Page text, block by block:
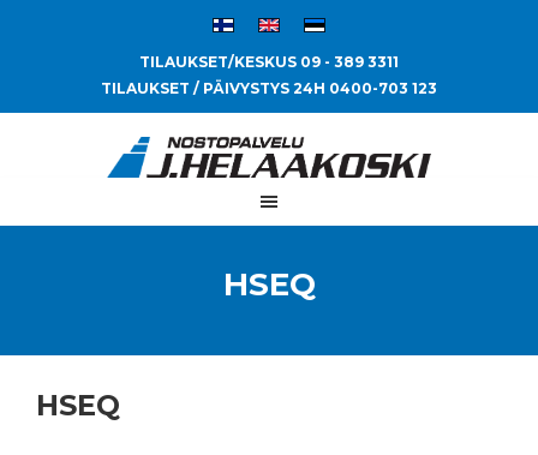
TILAUKSET/KESKUS 09 - 389 3311
TILAUKSET / PÄIVYSTYS 24H 0400-703 123
HSEQ
HSEQ